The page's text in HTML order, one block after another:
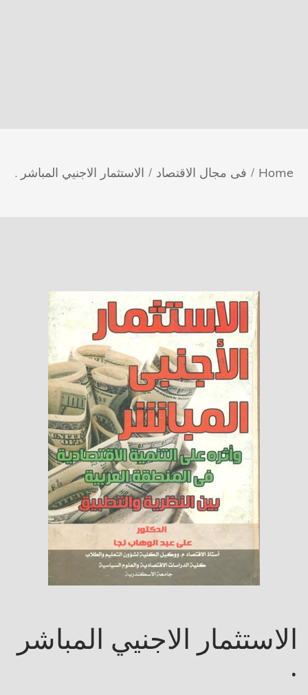
Home فى مجال الاقتصاد الاستثمار الاجنيي المباشر .
الاستثمار الاجنيي المباشر
.